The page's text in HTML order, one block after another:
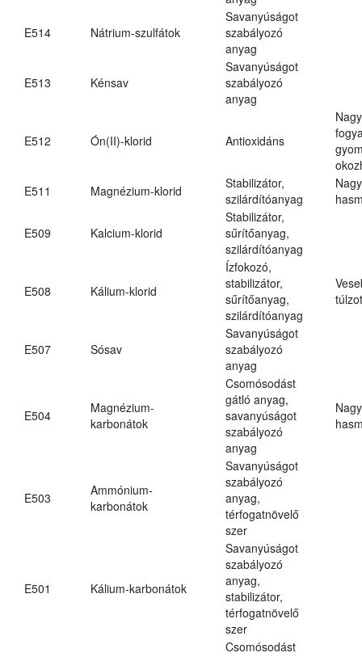
E514 Nátrium-szulfátok
Savanyúságot
szabályozó
anyag
E513 Kénsav
Savanyúságot
szabályozó
anyag
E512 Ón(II)-klorid Antioxidáns
E511
Magnézium-klorid
Stabilizátor,
szilárdítóanyag
E509 Kalcium-klorid
Stabilizátor,
sűrítőanyag,
szilárdítóanyag
E508 Kálium-klorid
Ízfokozó,
stabilizátor,
sűrítőanyag,
szilárdítóanyag
E507 Sósav
Savanyúságot
szabályozó
anyag
E504
Magnézium-
karbonátok
Csomósodást
gátló anyag,
savanyúságot
szabályozó
anyag
E503
Ammónium-
karbonátok
Savanyúságot
szabályozó
anyag,
térfogatnövelő
szer
E501 Kálium-karbonátok
Savanyúságot
szabályozó
anyag,
stabilizátor,
térfogatnövelő
szer
Csomósodást